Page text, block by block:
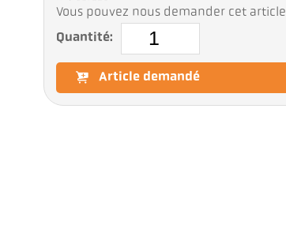
Vous pouvez nous demander cet article
Quantité:
Article demandé